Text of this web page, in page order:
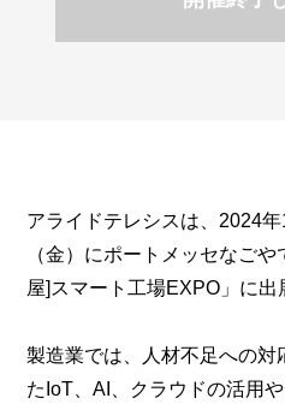
アライドテレシスは、2024
（金）にポートメッセなご
屋]スマート工場EXPO」に出
製造業では、人材不足への対
たIoT、AI、クラウドの活用